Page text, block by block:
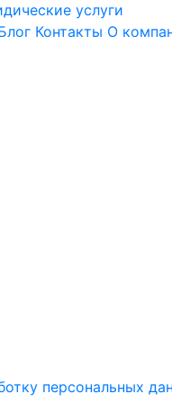
услуги
Контакты О
персональных